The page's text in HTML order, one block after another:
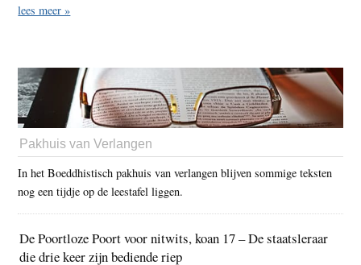
lees meer »
Pakhuis van Verlangen
In het Boeddhistisch pakhuis van verlangen blijven sommige teksten
nog een tijdje op de leestafel liggen.
De Poortloze Poort voor nitwits, koan 17 – De staatsleraar
die drie keer zijn bediende riep